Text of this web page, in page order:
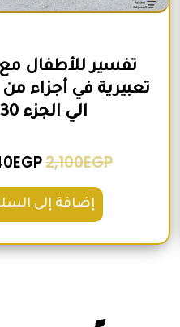
تفسير للأطفال
الي الجزء 30
2,100EGP
EGP
إضافة إلى